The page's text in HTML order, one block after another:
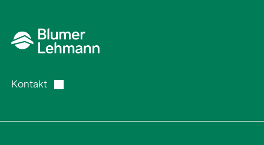
Kontakt